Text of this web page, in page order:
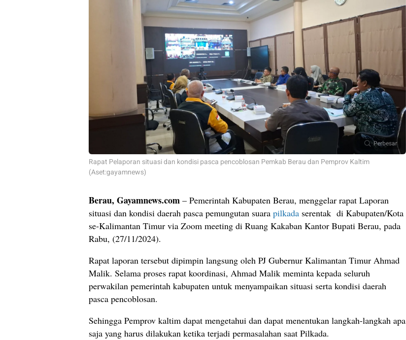
Perbesar
Rapat Pelaporan situasi dan kondisi pasca pencoblosan Pemkab Berau dan Pemprov Kaltim
(Aset:gayamnews)
Berau, Gayamnews.com – Pemerintah Kabupaten Berau, menggelar rapat Laporan
situasi dan kondisi daerah pasca pemungutan suara pilkada serentak di Kabupaten/Kota
se-Kalimantan Timur via Zoom meeting di Ruang Kakaban Kantor Bupati Berau, pada
Rabu, (27/11/2024).
Rapat laporan tersebut dipimpin langsung oleh PJ Gubernur Kalimantan Timur Ahmad
Malik. Selama proses rapat koordinasi, Ahmad Malik meminta kepada seluruh
perwakilan pemerintah kabupaten untuk menyampaikan situasi serta kondisi daerah
pasca pencoblosan.
Sehingga Pemprov kaltim dapat mengetahui dan dapat menentukan langkah-langkah apa
saja yang harus dilakukan ketika terjadi permasalahan saat Pilkada.